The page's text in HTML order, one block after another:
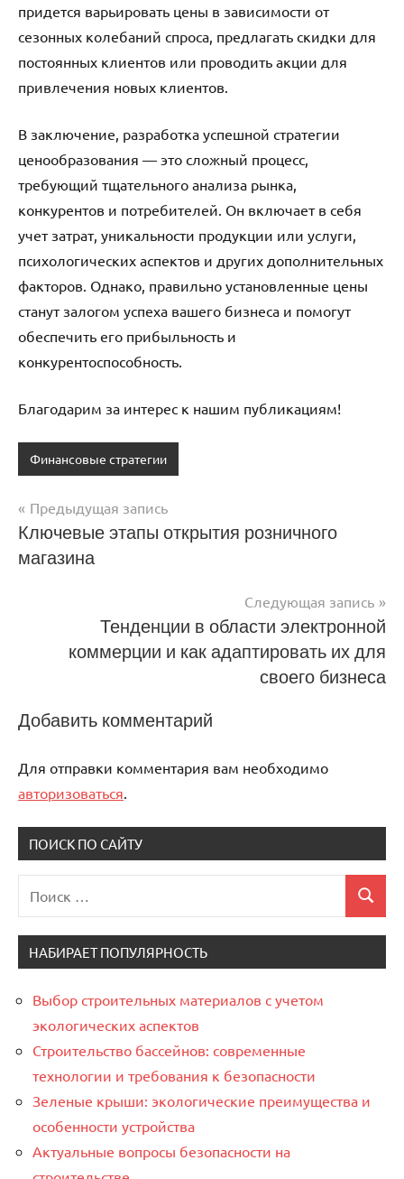
придется варьировать цены в зависимости от
сезонных колебаний спроса, предлагать скидки для
постоянных клиентов или проводить акции для
привлечения новых клиентов.
В заключение, разработка успешной стратегии
ценообразования — это сложный процесс,
требующий тщательного анализа рынка,
конкурентов и потребителей. Он включает в себя
учет затрат, уникальности продукции или услуги,
психологических аспектов и других дополнительных
факторов. Однако, правильно установленные цены
станут залогом успеха вашего бизнеса и помогут
обеспечить его прибыльность и
конкурентоспособность.
Благодарим за интерес к нашим публикациям!
Финансовые стратегии
Навигация
по
Предыдущая запись
Ключевые этапы открытия розничного
магазина
Следующая запись
Тенденции в области электронной
коммерции и как адаптировать их для
своего бизнеса
Добавить комментарий
Для отправки комментария вам необходимо
авторизоваться
ПОИСК ПО САЙТУ
для:
Поиск
НАБИРАЕТ ПОПУЛЯРНОСТЬ
Выбор строительных материалов с учетом
экологических аспектов
Строительство бассейнов: современные
технологии и требования к безопасности
Зеленые крыши: экологические преимущества и
особенности устройства
Актуальные вопросы безопасности на